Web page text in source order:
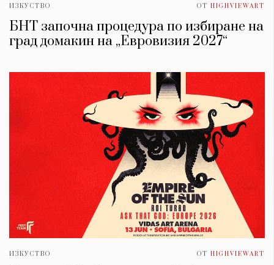
ИЗКУСТВО ОТ HIGHVIEWART
БНТ започна процедура по избиране на
град домакин на „Евровизия 2027“
ИЗКУСТВО ОТ HIGHVIEWART